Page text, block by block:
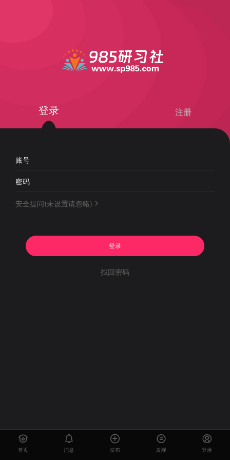
登录 注册
账号
密码
安全提问(未设置请忽略)
登录
找回密码
首页 消息 发布 发现 登录